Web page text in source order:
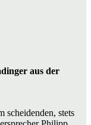
aus der
scheidenden, stets